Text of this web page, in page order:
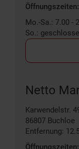
Öffnungszeiten:
Mo.-Sa.: 7.00 -
So.:
Netto
Karwendelstr.
86807 Buchloe
Entfernung:
Öffnungszeiten: